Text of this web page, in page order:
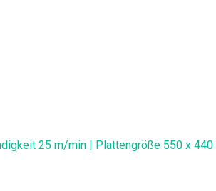
25 m/min | Plattengröße 550 x